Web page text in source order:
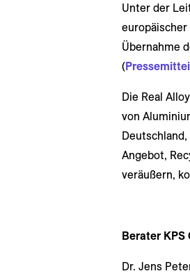
Unter der
Übernahme
(
Die Real
von
Angebot,
veräußern,
Berater KPS
Dr. Jens